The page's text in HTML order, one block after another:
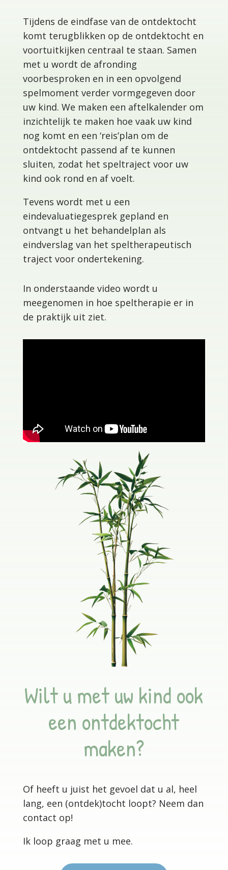
Tijdens de eindfase van de ontdektocht
komt terugblikken op de ontdektocht en
voortuitkijken centraal te staan. Samen
met u wordt de afronding
voorbesproken en in een opvolgend
spelmoment verder vormgegeven door
uw kind. We maken een aftelkalender om
inzichtelijk te maken hoe vaak uw kind
nog komt en een ‘reis’plan om de
ontdektocht passend af te kunnen
sluiten, zodat het speltraject voor uw
kind ook rond en af voelt.
Tevens wordt met u een
eindevaluatiegesprek gepland en
ontvangt u het behandelplan als
eindverslag van het speltherapeutisch
traject voor ondertekening.
In onderstaande video wordt u
meegenomen in hoe speltherapie er in
de praktijk uit ziet.
Wilt u met uw kind ook
een ontdektocht
maken?
Of heeft u juist het gevoel dat u al, heel
lang, een (ontdek)tocht loopt? Neem dan
contact op!
Ik loop graag met u mee.